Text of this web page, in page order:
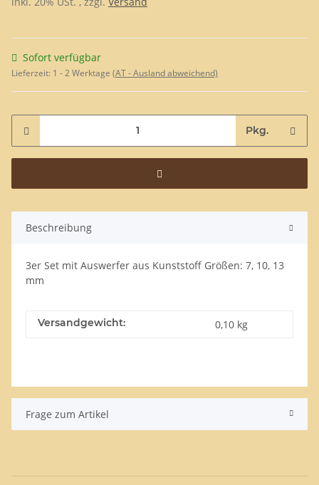
Sofort verfügbar
Lieferzeit: 1 - 2 Werktage (AT - Ausland abweichend)
Pkg.
Beschreibung
3er Set mit Auswerfer aus Kunststoff Größen: 7, 10, 13
mm
Versandgewicht: 0,10 kg
Frage zum Artikel